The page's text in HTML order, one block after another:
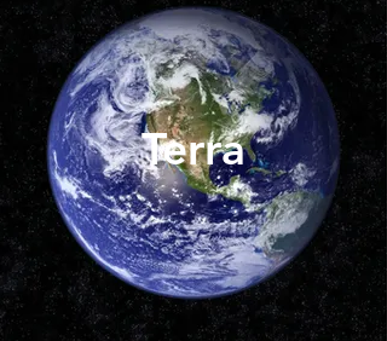
Terra